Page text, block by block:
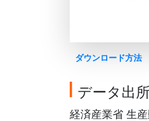
ダウンロード方法
データ出所
経済産業省 生